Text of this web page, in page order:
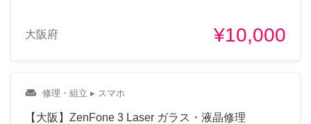
大阪府 ¥10,000
weekend 修理・組立 ▸ スマホ
【大阪】ZenFone 3 Laser ガラス・液晶修理